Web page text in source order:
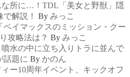
な所に…！TDL「美女と野獣」隠
解説！
By みっこ
ベイマックスのミッション・クー
攻略法は？ By みっこ
噴水の中に立ち入りトラに並んで
話題に By かのん
ィー10周年イベント、キックオフ